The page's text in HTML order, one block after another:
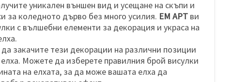
уникален външен вид и усещане на скъпи и
за коледното дърво без много усилия. ЕМ АРТ ви
с вълшебни елементи за декорация и украса на
да закачите тези декорации на различни позиции
Можете да изберете правилния брой висулки
на елхата, за да може вашата елха да